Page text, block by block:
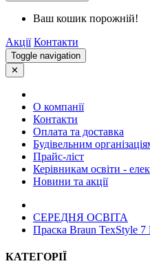
Ваш кошик порожній!
Акції Контакти
Toggle navigation
✕
О компанії
Контакти
Оплата та доставка
Будівельним
Прайс-ліст
Керівникам освіти -
Новини та акції
СЕРЕДНЯ ОСВIТА
Праска Braun TexStyle 7
КАТЕГОРІЇ